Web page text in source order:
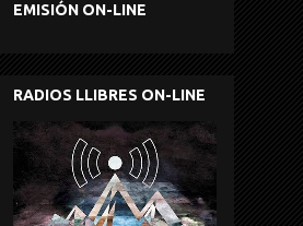
EMISIÓN ON-LINE
RADIOS LLIBRES ON-LINE